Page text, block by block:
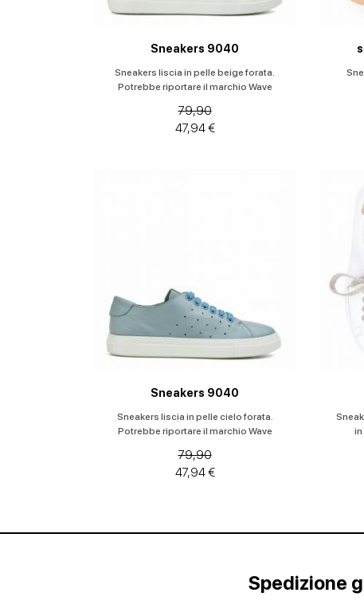
Sneakers 9040
Sneakers liscia in pelle beige forata.
Potrebbe riportare il marchio Wave
79,90
47,94 €
Sneakers 9040
Sneakers liscia in pelle cielo forata.
Potrebbe riportare il marchio Wave
79,90
47,94 €
in
Spedizione